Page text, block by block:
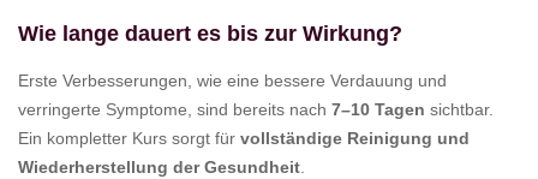
Wie lange dauert es bis zur Wirkung?
Erste Verbesserungen, wie eine bessere Verdauung und
verringerte Symptome, sind bereits nach 7–10 Tagen sichtbar.
Ein kompletter Kurs sorgt für vollständige Reinigung und
Wiederherstellung der Gesundheit.